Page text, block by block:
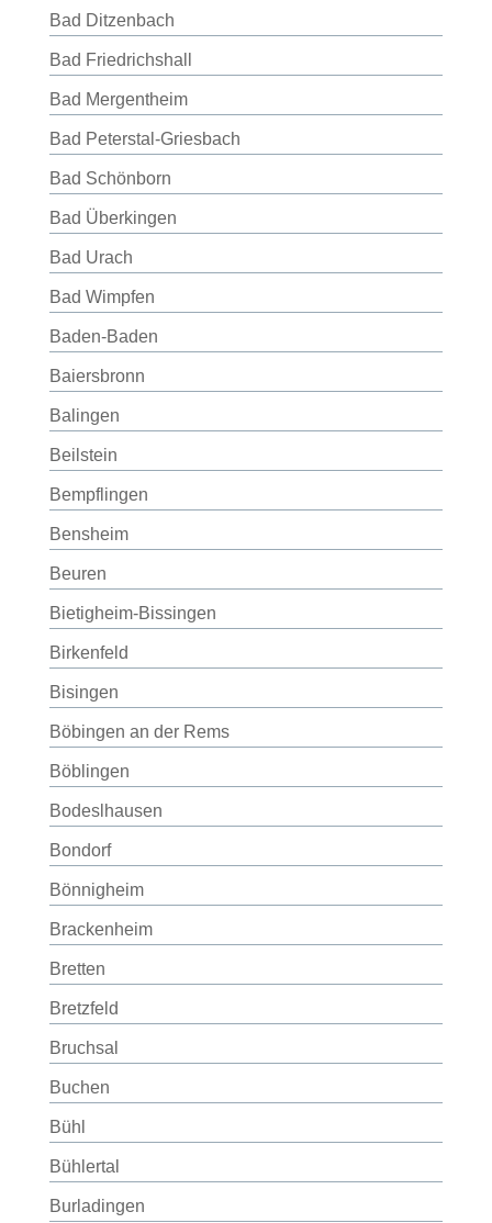
Bad Ditzenbach
Bad Friedrichshall
Bad Mergentheim
Bad Peterstal-Griesbach
Bad Schönborn
Bad Überkingen
Bad Urach
Bad Wimpfen
Baden-Baden
Baiersbronn
Balingen
Beilstein
Bempflingen
Bensheim
Beuren
Bietigheim-Bissingen
Birkenfeld
Bisingen
Böbingen an der Rems
Böblingen
Bodeslhausen
Bondorf
Bönnigheim
Brackenheim
Bretten
Bretzfeld
Bruchsal
Buchen
Bühl
Bühlertal
Burladingen